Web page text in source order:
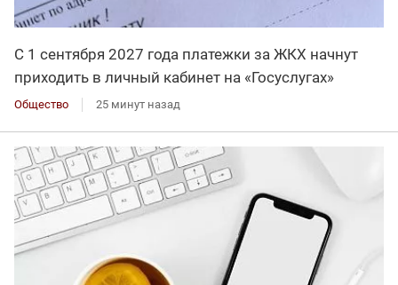
С 1 сентября 2027 года платежки за ЖКХ начнут
приходить в личный кабинет на «Госуслугах»
Общество 25 минут назад